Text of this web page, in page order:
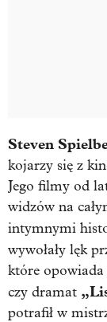
Steven
kojarzy się z
Jego filmy od
widzów na
intymnymi
wywołały lęk
które
czy dramat
potrafił w